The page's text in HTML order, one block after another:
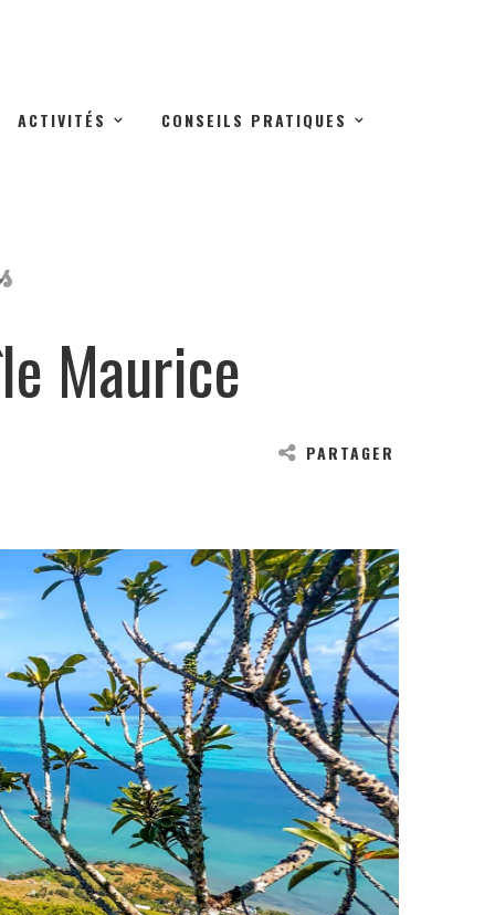
ACTIVITÉS CONSEILS PRATIQUES
Maurice
PARTAGER